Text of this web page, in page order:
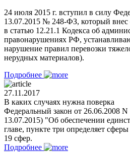
24 июля 2015 г. вступил в силу
13.07.2015 № 248-ФЗ, который внес
в статью 12.21.1 Кодекса об
правонарушениях РФ,
нарушение правил перевозки
нерудных материалов).
Подробнее
27.11.2017
В каких случаях нужна поверка
Федеральный закон от 26.06.2008
13.07.2015) "Об обеспечении
главе, пункте три определяет
19 сфер.
Подробнее